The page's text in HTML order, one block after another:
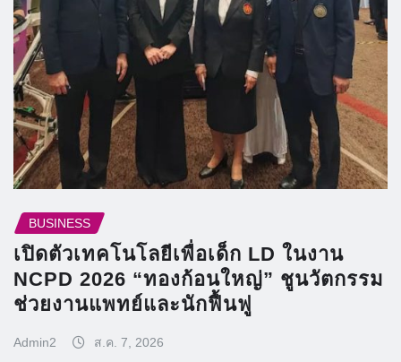
BUSINESS
เปิดตัวเทคโนโลยีเพื่อเด็ก LD ในงาน
NCPD 2026 “ทองก้อนใหญ่” ชูนวัตกรรม
ช่วยงานแพทย์และนักฟื้นฟู
Admin2 ส.ค. 7, 2026